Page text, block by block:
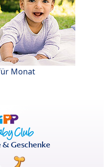
Monat
Geschenke